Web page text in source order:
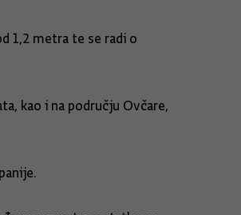
1,2 metra te se radi o
kao i na području Ovčare,